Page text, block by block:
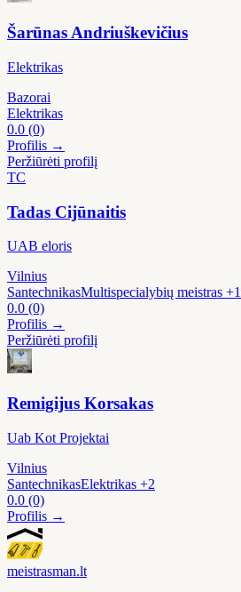
Šarūnas Andriuškevičius
Elektrikas
Bazorai
Elektrikas
0.0 (0)
Profilis →
Peržiūrėti profilį
TC
Tadas Cijūnaitis
UAB eloris
Vilnius
SantechnikasMultispecialybių meistras +1
0.0 (0)
Profilis →
Peržiūrėti profilį
Remigijus Korsakas
Uab Kot Projektai
Vilnius
SantechnikasElektrikas +2
0.0 (0)
Profilis →
meistrasman.lt